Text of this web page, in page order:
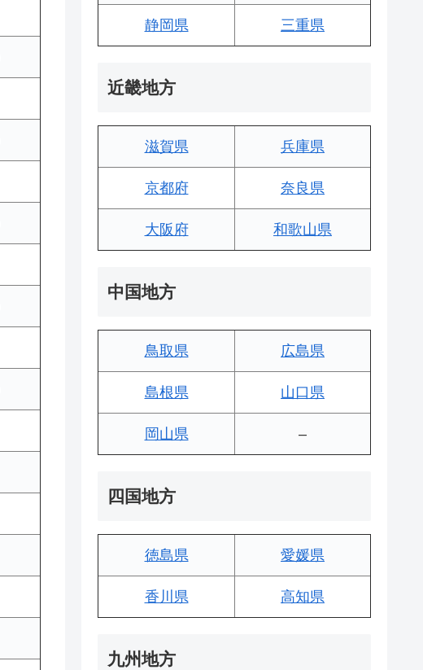
静岡県 三重県
近畿地方
滋賀県 兵庫県
京都府 奈良県
大阪府 和歌山県
中国地方
鳥取県 広島県
島根県 山口県
岡山県 –
四国地方
徳島県 愛媛県
香川県 高知県
九州地方